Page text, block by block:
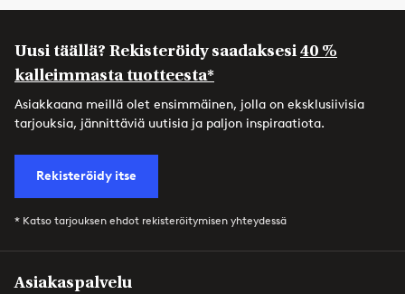
Uusi täällä? Rekisteröidy saadaksesi40 %
kalleimmasta tuotteesta*
Asiakkaana meillä olet ensimmäinen, jolla on eksklusiivisia
tarjouksia, jännittäviä uutisia ja paljon inspiraatiota.
Rekisteröidy itse
* Katso tarjouksen ehdot rekisteröitymisen yhteydessä
Asiakaspalvelu